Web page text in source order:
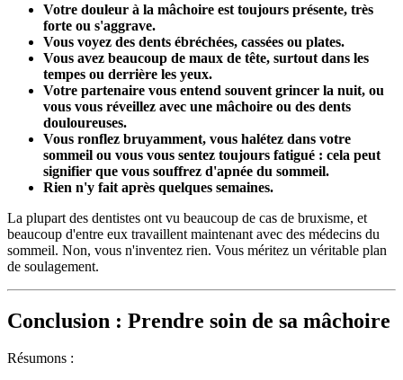
Votre douleur à la mâchoire est toujours présente, très
forte ou s'aggrave.
Vous voyez des dents ébréchées, cassées ou plates.
Vous avez beaucoup de maux de tête, surtout dans les
tempes ou derrière les yeux.
Votre partenaire vous entend souvent grincer la nuit, ou
vous vous réveillez avec une mâchoire ou des dents
douloureuses.
Vous ronflez bruyamment, vous halétez dans votre
sommeil ou vous vous sentez toujours fatigué : cela peut
signifier que vous souffrez d'apnée du sommeil.
Rien n'y fait après quelques semaines.
La plupart des dentistes ont vu beaucoup de cas de bruxisme, et
beaucoup d'entre eux travaillent maintenant avec des médecins du
sommeil. Non, vous n'inventez rien. Vous méritez un véritable plan
de soulagement.
Conclusion : Prendre soin de sa mâchoire
Résumons :